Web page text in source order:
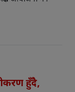
हुँदै,